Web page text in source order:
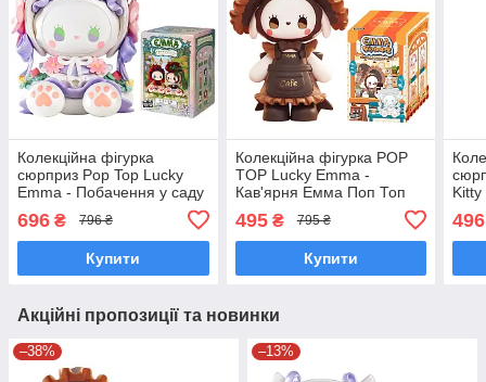
Колекційна фігурка
сюрприз Pop Top Lucky
Emma - Побачення у саду
696 ₴ 796 ₴
Купити
Колекційна фігурка POP
TOP Lucky Emma -
Кав'ярня Емма Поп Топ
495₴ 795 ₴
Купити
496
Акційні пропозиції та новинки
–38% –13%